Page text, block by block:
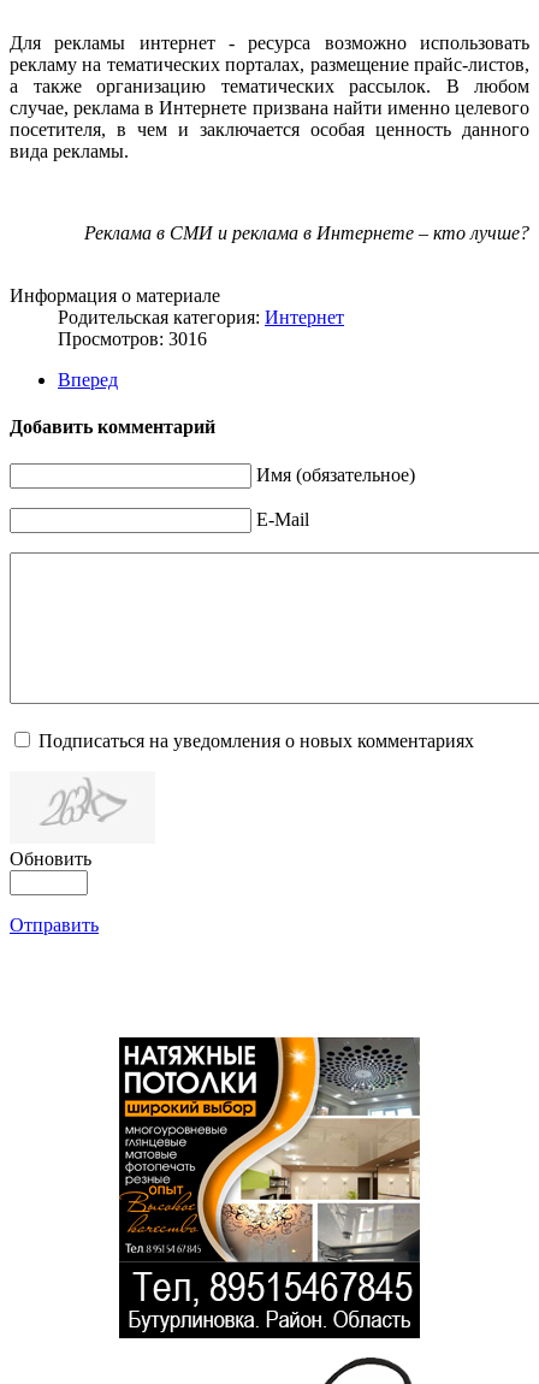
Для рекламы интернет - ресурса возможно использовать
рекламу на тематических порталах, размещение прайс-листов,
а также организацию тематических рассылок. В любом
случае, реклама в Интернете призвана найти именно целевого
посетителя, в чем и заключается особая ценность данного
вида рекламы.
Реклама в СМИ и реклама в Интернете – кто лучше?
Информация о материале
Родительская категория: Интернет
Просмотров: 3016
Вперед
Добавить комментарий
Имя (обязательное)
E-Mail
Подписаться на уведомления о новых комментариях
Обновить
Отправить